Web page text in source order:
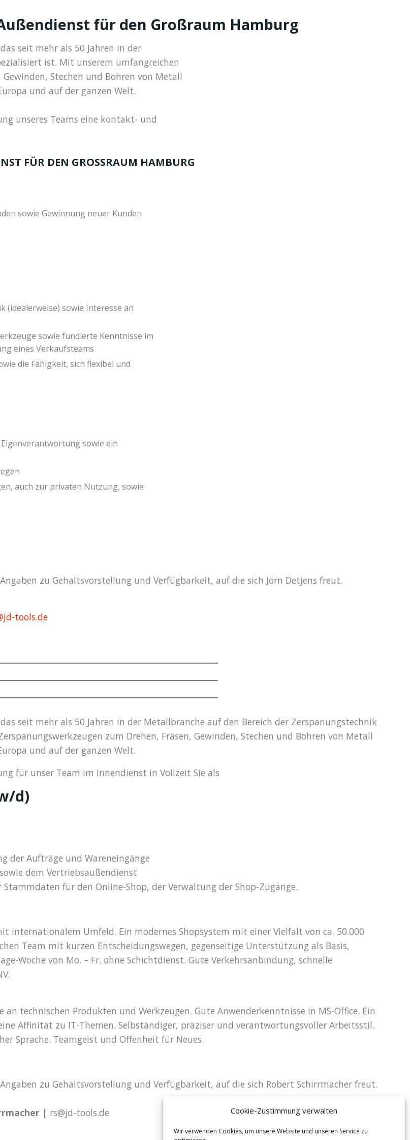
Cookie-Zustimmung verwalten
Wir verwenden Cookies, um unsere Website und unseren Service zu
für den Großraum Hamburg
seit mehr als 50 Jahren in der
ist. Mit unserem umfangreichen
Stechen und Bohren von Metall
und auf der ganzen Welt.
unseres Teams eine kontakt- und
FÜR DEN GROSSRAUM HAMBURG
sowie Gewinnung neuer Kunden
(idealerweise) sowie Interesse an
sowie fundierte Kenntnisse im
eines Verkaufsteams
die Fähigkeit, sich flexibel und
sowie ein
auch zur privaten Nutzung, sowie
zu Gehaltsvorstellung und Verfügbarkeit, auf die sich Jörn Detjens freut.
tools.de
seit mehr als 50 Jahren in der Metallbranche auf den Bereich der Zerspanungstechnik
zum Drehen, Fräsen, Gewinden, Stechen und Bohren von Metall
und auf der ganzen Welt.
für unser Team im Innendienst in Vollzeit Sie als
d)
der Aufträge und Wareneingänge
dem Vertriebsaußendienst
für den Online-Shop, der Verwaltung der Shop-Zugänge.
internationalem Umfeld. Ein modernes Shopsystem mit einer Vielfalt von ca. 50.000
Team mit kurzen Entscheidungswegen, gegenseitige Unterstützung als Basis,
Woche von Mo. – Fr. ohne Schichtdienst. Gute Verkehrsanbindung, schnelle
technischen Produkten und Werkzeugen. Gute Anwenderkenntnisse in MS-Office. Ein
Affinität zu IT-Themen. Selbständiger, präziser und verantwortungsvoller Arbeitsstil.
Sprache. Teamgeist und Offenheit für Neues.
zu Gehaltsvorstellung und Verfügbarkeit, auf die sich Robert Schirrmacher freut.
| rs@jd-tools.de